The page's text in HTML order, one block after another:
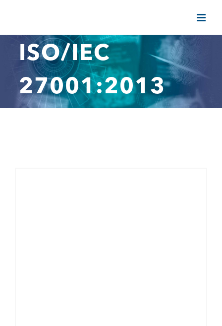
contenido
ISO/IEC
27001:2013